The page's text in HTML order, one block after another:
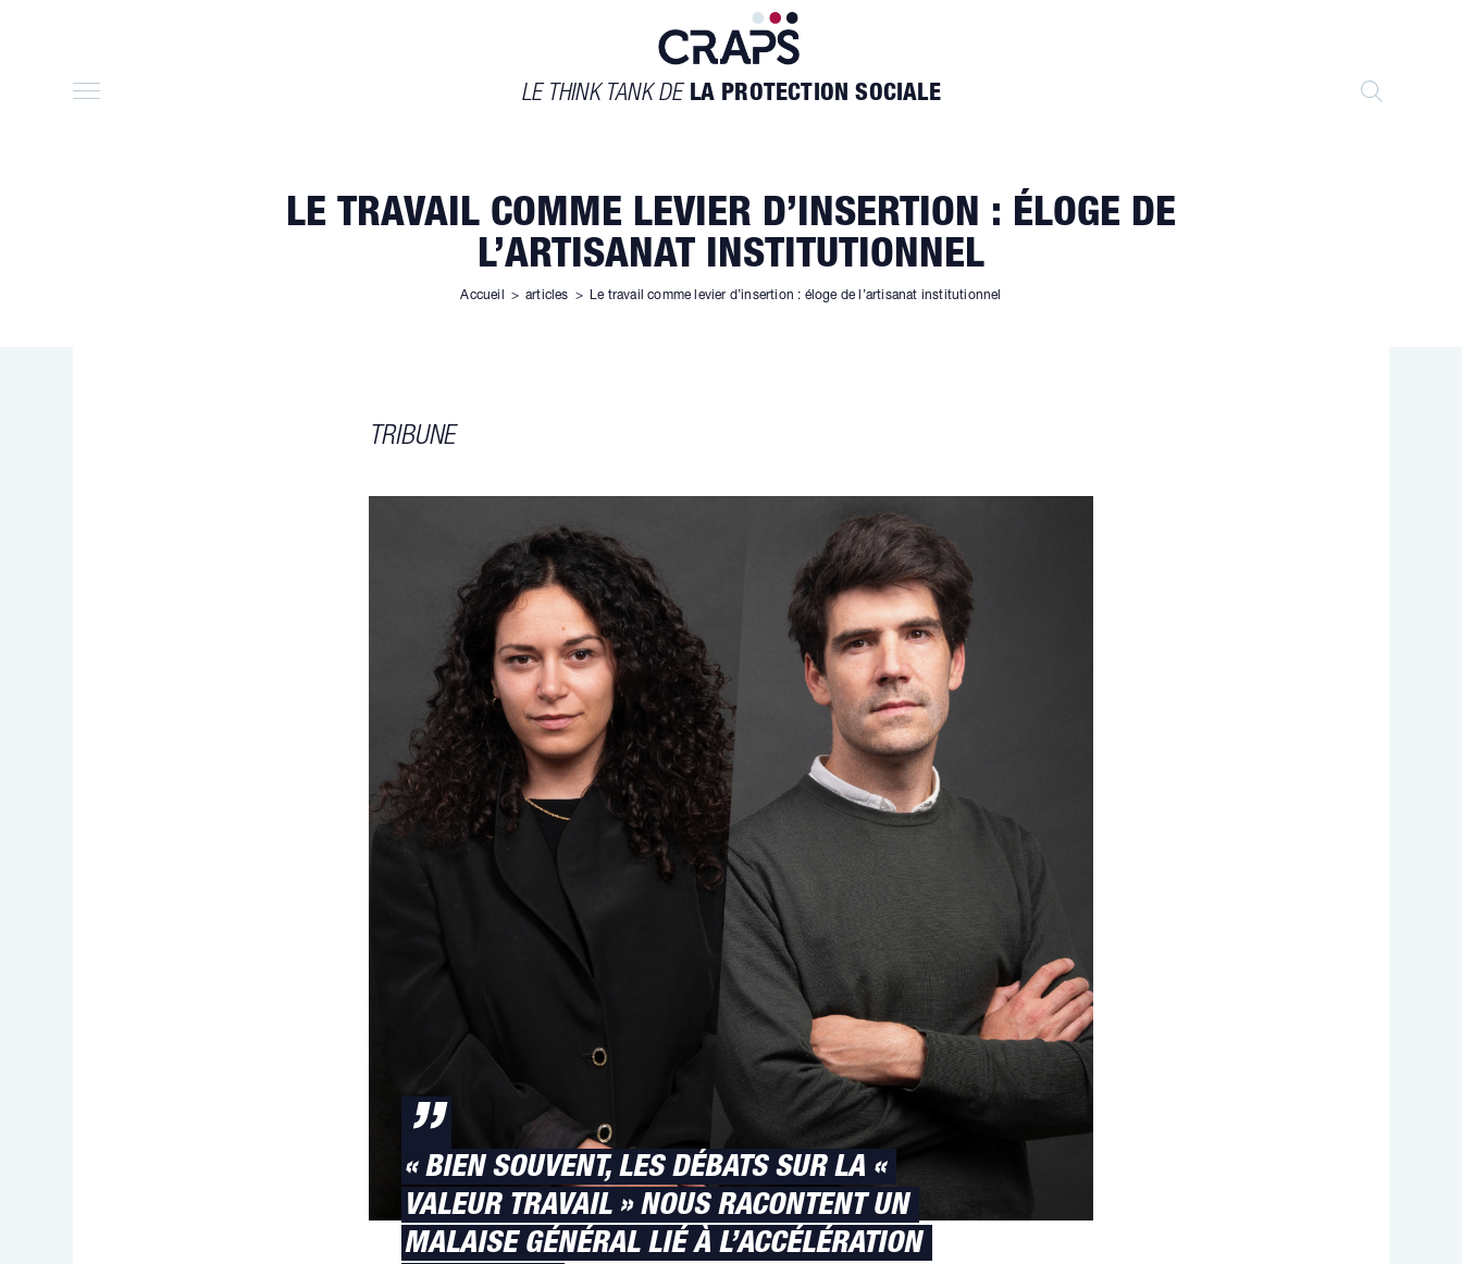
LE THINK TANK DELA PROTECTION SOCIALE TOGGLE
LE TRAVAIL COMME LEVIER D’INSERTION : ÉLOGE DE
L’ARTISANAT INSTITUTIONNEL
Accueil > articles > Le travail comme levier d’insertion : éloge de l’artisanat institutionnel
TRIBUNE
”
« BIEN SOUVENT, LES DÉBATS SUR LA «
VALEUR TRAVAIL » NOUS RACONTENT UN
MALAISE GÉNÉRAL LIÉ À L’ACCÉLÉRATION